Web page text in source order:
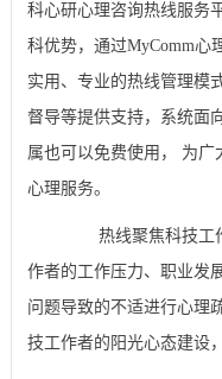
科心研心理咨询热线服务
科优势，通过MyComm心
实用、专业的热线管理模
督导等提供支持，系统面
属也可以免费使用， 为
心理服务。
热线聚焦科技工作
作者的工作压力、职业发
问题导致的不适进行心理
技工作者的阳光心态建设